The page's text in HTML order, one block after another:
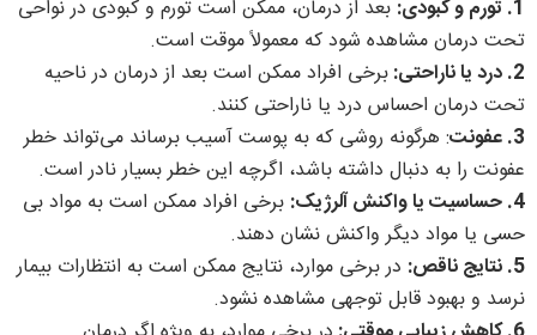
1. تورم و کبودی:
بعد از درمان، ممکن است تورم و کبودی در نواحی
تحت درمان مشاهده شود که معمولاً موقت است.
2. درد یا ناراحتی:
برخی افراد ممکن است بعد از درمان در ناحیه
تحت درمان احساس درد یا ناراحتی کنند.
3. عفونت
: هرگونه روشی که به پوست آسیب برساند می‌تواند خطر
عفونت را به دنبال داشته باشد، اگرچه این خطر بسیار نادر است.
4. حساسیت یا واکنش آلرژیک:
برخی افراد ممکن است به مواد بی
حسی یا مواد دیگر واکنش نشان دهند.
5. نتایج ناقص:
در برخی موارد، نتایج ممکن است به انتظارات بیمار
نرسد و بهبود قابل توجهی مشاهده نشود.